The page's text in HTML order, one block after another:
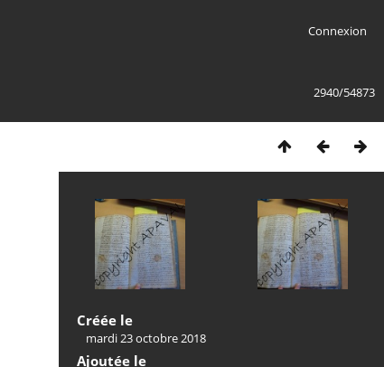
Connexion
2940/54873
Créée le
mardi 23 octobre 2018
Ajoutée le